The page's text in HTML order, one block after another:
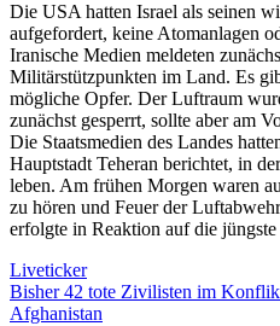
Die USA hatten Israel als seinen
aufgefordert, keine Atomanlagen
Iranische Medien meldeten
Militärstützpunkten im Land. Es
mögliche Opfer. Der Luftraum
zunächst gesperrt, sollte aber am
Die Staatsmedien des Landes
Hauptstadt Teheran berichtet, in
leben. Am frühen Morgen waren
zu hören und Feuer der
erfolgte in Reaktion auf die
Liveticker
Bisher 42 tote Zivilisten im
Afghanistan